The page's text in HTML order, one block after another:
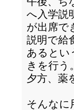
へ入学説
が出席で
説明で給
あるとい
きを行う
夕方、薬
そんなに